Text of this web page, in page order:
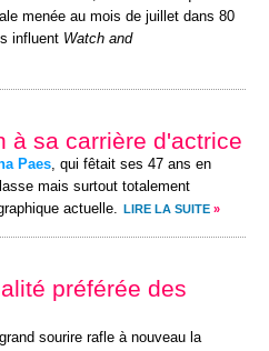
menée au mois de juillet dans 80
influent Watch and
à sa carrière d'actrice
Paes, qui fêtait ses 47 ans en
mais surtout totalement
actuelle.
LIRE LA SUITE »
préférée des
sourire rafle à nouveau la